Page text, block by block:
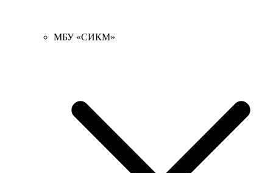
МБУ «СИКМ»